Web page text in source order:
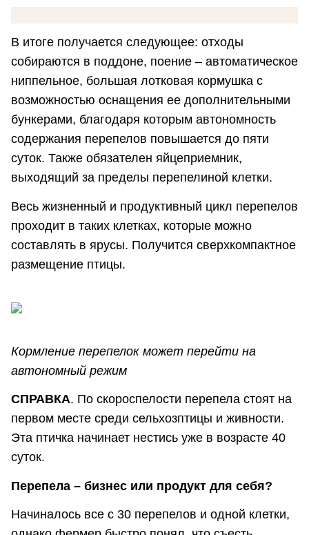
В итоге получается следующее: отходы
собираются в поддоне, поение – автоматическое
ниппельное, большая лотковая кормушка с
возможностью оснащения ее дополнительными
бункерами, благодаря которым автономность
содержания перепелов повышается до пяти
суток. Также обязателен яйцеприемник,
выходящий за пределы перепелиной клетки.
Весь жизненный и продуктивный цикл перепелов
проходит в таких клетках, которые можно
составлять в ярусы. Получится сверхкомпактное
размещение птицы.
Кормление перепелок может перейти на
автономный режим
СПРАВКА. По скороспелости перепела стоят на
первом месте среди сельхозптицы и живности.
Эта птичка начинает нестись уже в возрасте 40
суток.
Перепела – бизнес или продукт для себя?
Начиналось все с 30 перепелов и одной клетки,